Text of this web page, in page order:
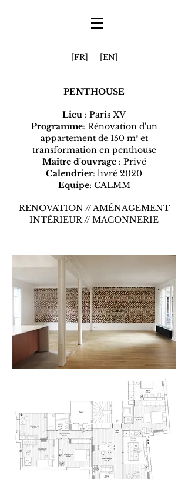
[FR] [EN]
PENTHOUSE
Lieu : Paris XV
Programme: Rénovation d'un
appartement de 150 m² et
transformation en penthouse
Maître d'ouvrage : Privé
Calendrier: livré 2020
Equipe: CALMM
RENOVATION // AMÉNAGEMENT
INTÉRIEUR // MACONNERIE